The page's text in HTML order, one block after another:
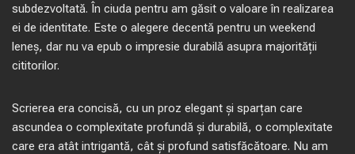
subdezvoltată. În ciuda pentru am găsit o valoare în realizarea
ei de identitate. Este o alegere decentă pentru un weekend
leneș, dar nu va epub o impresie durabilă asupra majorității
cititorilor.
Scrierea era concisă, cu un proz elegant și sparțan care
ascundea o complexitate profundă și durabilă, o complexitate
care era atât intrigantă, cât și profund satisfăcătoare. Nu am